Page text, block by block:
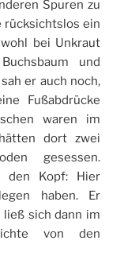
Spuren zu
rücksichtslos ein
bei Unkraut
und
er auch noch,
Fußabdrücke
waren im
dort zwei
gesessen.
den Kopf: Hier
haben. Er
sich dann im
von den